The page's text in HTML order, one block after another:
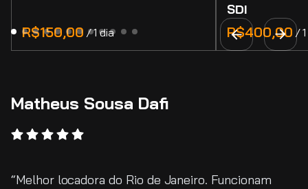
/
SDI
/
Matheus Sousa Dafi
Melhor locadora do Rio de Janeiro. Funcionam